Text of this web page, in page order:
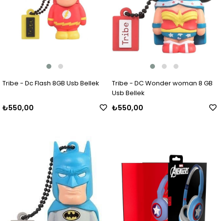
Tribe - Dc Flash 8GB Usb Bellek
₺550,00
Tribe - DC Wonder woman 8 GB
Usb Bellek
₺550,00